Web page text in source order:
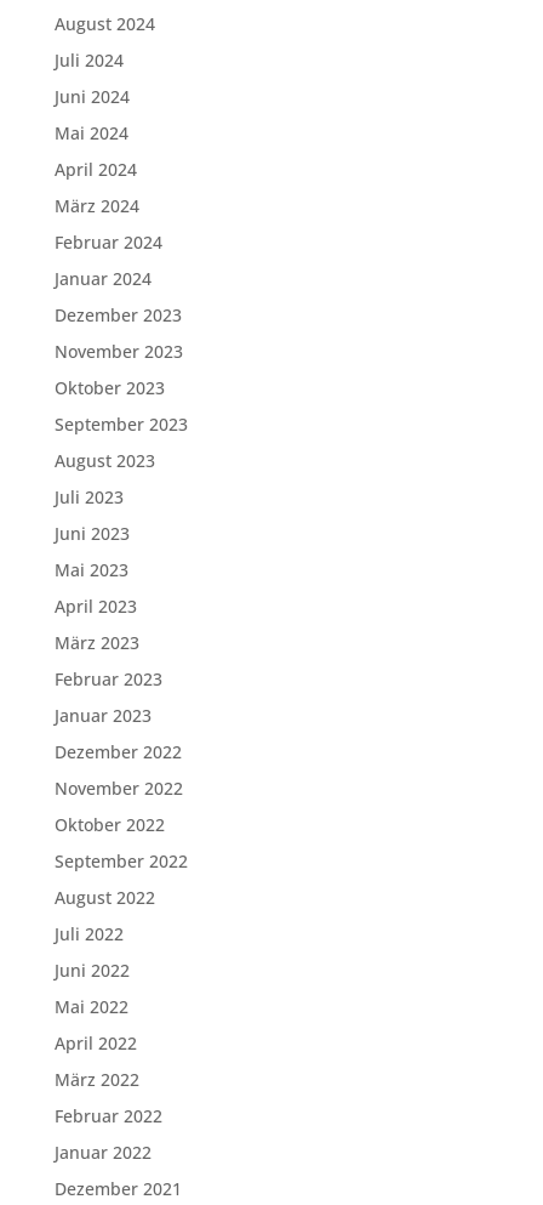
August 2024
Juli 2024
Juni 2024
Mai 2024
April 2024
März 2024
Februar 2024
Januar 2024
Dezember 2023
November 2023
Oktober 2023
September 2023
August 2023
Juli 2023
Juni 2023
Mai 2023
April 2023
März 2023
Februar 2023
Januar 2023
Dezember 2022
November 2022
Oktober 2022
September 2022
August 2022
Juli 2022
Juni 2022
Mai 2022
April 2022
März 2022
Februar 2022
Januar 2022
Dezember 2021